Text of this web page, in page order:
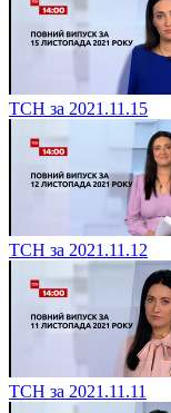
ТСН за 2021.11.15
ТСН за 2021.11.12
ТСН за 2021.11.11